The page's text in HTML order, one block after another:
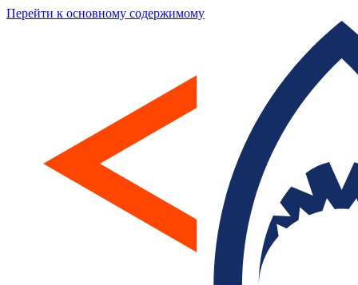
Перейти к основному содержимому